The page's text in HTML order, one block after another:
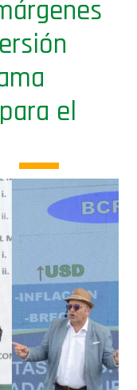
el